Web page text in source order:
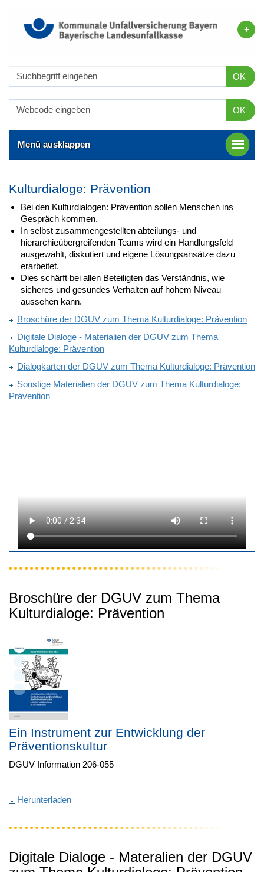
OK
OK
Menü ausklappen
Kulturdialoge: Prävention
Bei den Kulturdialogen: Prävention sollen Menschen ins
Gespräch kommen.
In selbst zusammengestellten abteilungs- und
hierarchieübergreifenden Teams wird ein Handlungsfeld
ausgewählt, diskutiert und eigene Lösungsansätze dazu
erarbeitet.
Dies schärft bei allen Beteiligten das Verständnis, wie
sicheres und gesundes Verhalten auf hohem Niveau
aussehen kann.
Broschüre der DGUV zum Thema Kulturdialoge: Prävention
Digitale Dialoge - Materialien der DGUV zum Thema
Kulturdialoge: Prävention
Dialogkarten der DGUV zum Thema Kulturdialoge: Prävention
Sonstige Materialien der DGUV zum Thema Kulturdialoge:
Prävention
Broschüre der DGUV zum Thema
Kulturdialoge: Prävention
Ein Instrument zur Entwicklung der
Präventionskultur
DGUV Information 206-055
Herunterladen
Digitale Dialoge - Materalien der DGUV